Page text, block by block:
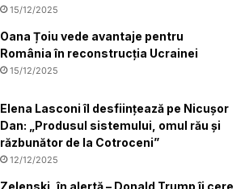
15/12/2025
Oana Țoiu vede avantaje pentru
România în reconstrucția Ucrainei
15/12/2025
Elena Lasconi îl desființează pe Nicușor
Dan: „Produsul sistemului, omul rău și
răzbunător de la Cotroceni”
12/12/2025
Zelenski, în alertă – Donald Trump îi cere